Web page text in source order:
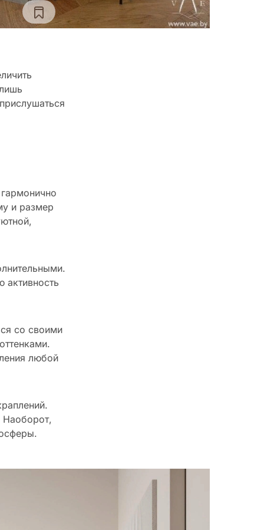
и размер
активность
со своими
любой
Наоборот,